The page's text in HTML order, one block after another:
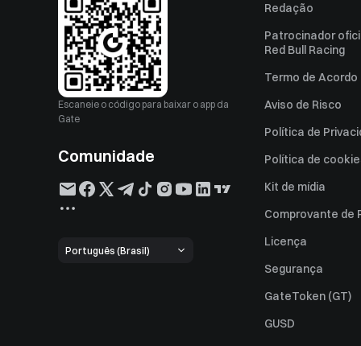
Escaneie o código para baixar o app da
Gate
Comunidade
Português (Brasil)
Redação
Patrocinador
Red Bull Racing
Termo de Acordo
Aviso de Risco
Política de
Política de
Kit de mídia
Comprovante de
Licença
Segurança
GateToken (GT)
GUSD